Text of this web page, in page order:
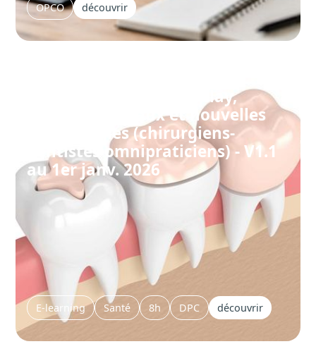
OPCO
découvrir
Formation dentiste : Inlay,
Onlay, matériaux et nouvelles
technologies (chirurgiens-
dentistes omnipraticiens) - V1.1
au 1er janv. 2026
E-learning Santé 8h DPC découvrir